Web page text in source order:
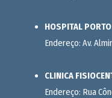
HOSPITAL
Endereço: Av.
CLINICA
Endereço: Rua